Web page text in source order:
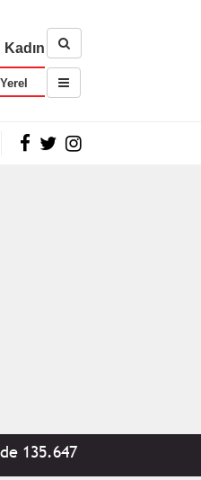
Kadın
Yerel
vatandaş tarafından